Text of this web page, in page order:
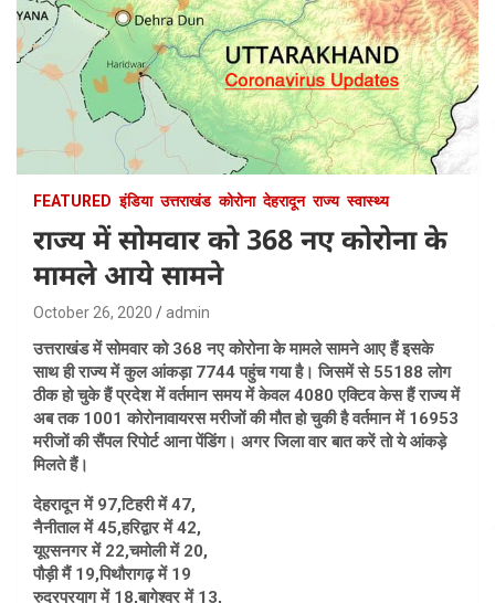
FEATURED इंडिया उत्तराखंड कोरोना देहरादून राज्य स्वास्थ्य
राज्य में सोमवार को 368 नए कोरोना के
मामले आये सामने
October 26, 2020 admin
उत्तराखंड में सोमवार को 368 नए कोरोना के मामले सामने आए हैं इसके
साथ ही राज्य में कुल आंकड़ा 7744 पहुंच गया है। जिसमें से 55188 लोग
ठीक हो चुके हैं प्रदेश में वर्तमान समय में केवल 4080 एक्टिव केस हैं राज्य में
अब तक 1001 कोरोनावायरस मरीजों की मौत हो चुकी है वर्तमान में 16953
मरीजों की सैंपल रिपोर्ट आना पेंडिंग। अगर जिला वार बात करें तो ये आंकड़े
मिलते हैं।
देहरादून में 97,टिहरी में 47,
नैनीताल में 45,हरिद्वार में 42,
यूएसनगर में 22,चमोली में 20,
पौड़ी मैं 19,पिथौरागढ़ में 19
रुद्रप्रयाग में 18,बागेश्वर में 13,